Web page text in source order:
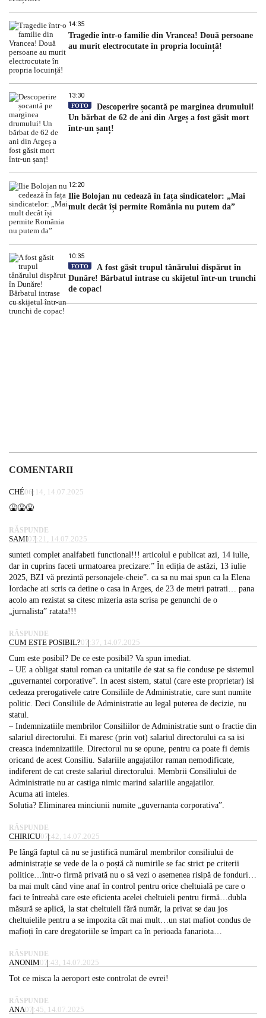
14:35
Tragedie într-o familie din Vrancea! Două persoane
au murit electrocutate în propria locuință!
13:30
FOTO
Descoperire șocantă pe marginea drumului!
Un bărbat de 62 de ani din Argeș a fost găsit mort
într-un șanț!
12:20
Ilie Bolojan nu cedează în fața sindicatelor: „Mai
mult decât își permite România nu putem da”
10:35
FOTO
A fost găsit trupul tânărului dispărut în
Dunăre! Bărbatul intrase cu skijetul într-un trunchi
de copac!
COMENTARII
CHÉ06:14, 14.07.2025
🤮🤮🤮
RĂSPUNDE
SAMI07:21, 14.07.2025
sunteti complet analfabeti functional!!! articolul e publicat azi, 14 iulie,
dar in cuprins faceti urmatoarea precizare:” În ediția de astăzi, 13 iulie
2025, BZI vă prezintă personajele-cheie”. ca sa nu mai spun ca la Elena
Iordache ati scris ca detine o casa in Arges, de 23 de metri patrati… pana
acolo am rezistat sa citesc mizeria asta scrisa pe genunchi de o
„jurnalista” ratata!!!
RĂSPUNDE
CUM ESTE POSIBIL?07:37, 14.07.2025
Cum este posibil? De ce este posibil? Va spun imediat.
– UE a obligat statul roman ca unitatile de stat sa fie conduse pe sistemul
„guvernantei corporative”. In acest sistem, statul (care este proprietar) isi
cedeaza prerogativele catre Consiliile de Administratie, care sunt numite
politic. Deci Consiliile de Administratie au legal puterea de decizie, nu
statul.
– Indemnizatiile membrilor Consiliilor de Administratie sunt o fractie din
salariul directorului. Ei maresc (prin vot) salariul directorului ca sa isi
creasca indemnizatiile. Directorul nu se opune, pentru ca poate fi demis
oricand de acest Consiliu. Salariile angajatilor raman nemodificate,
indiferent de cat creste salariul directorului. Membrii Consiliului de
Administratie nu ar castiga nimic marind salariile angajatilor.
Acuma ati inteles.
Solutia? Eliminarea minciunii numite „guvernanta corporativa”.
RĂSPUNDE
CHIRICU07:42, 14.07.2025
Pe lângă faptul că nu se justifică numărul membrilor consiliului de
administrație se vede de la o poștă că numirile se fac strict pe criterii
politice…într-o firmă privată nu o să vezi o asemenea risipă de fonduri…
ba mai mult când vine anaf în control pentru orice cheltuială pe care o
faci te întreabă care este eficienta acelei cheltuieli pentru firmă…dubla
măsură se aplică, la stat cheltuieli fără număr, la privat se dau jos
cheltuielile pentru a se impozita cât mai mult…un stat mafiot condus de
mafioți în care dregatoriile se împart ca în perioada fanariota…
RĂSPUNDE
ANONIM07:43, 14.07.2025
Tot ce misca la aeroport este controlat de evrei!
RĂSPUNDE
ANA07:45, 14.07.2025